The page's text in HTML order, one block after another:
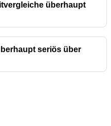
überhaupt
seriös über